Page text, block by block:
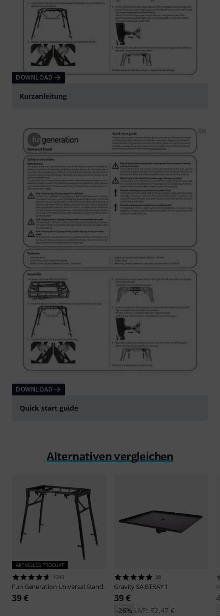
DOWNLOAD
Kurzanleitung
DOWNLOAD
Quick start guide
Alternativen vergleichen
AKTUELLES PRODUKT
1242
Fun Generation Universal Stand
39 €
38
Gravity SA BTRAY 1
39 €
UVP: 52,47 €
-26%